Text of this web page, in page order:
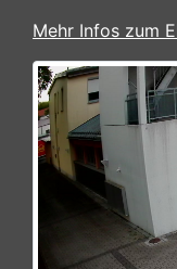
Mehr Infos zum